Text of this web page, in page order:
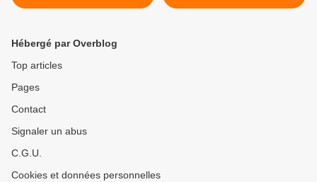
Hébergé par Overblog
Top articles
Pages
Contact
Signaler un abus
C.G.U.
Cookies et données personnelles